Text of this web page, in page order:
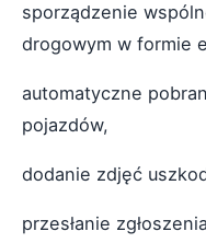
sporządzenie
drogowym w formie
automatyczne
pojazdów,
dodanie zdjęć
przesłanie